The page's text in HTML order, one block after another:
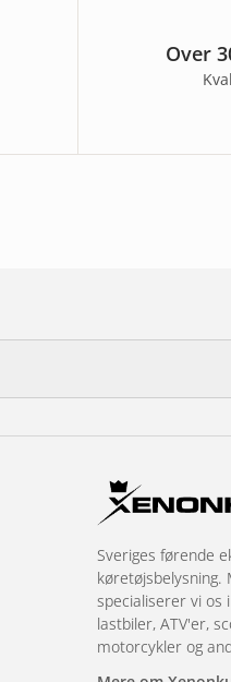
Sveriges førende
køretøjsbelysning.
specialiserer vi os
lastbiler, ATV'er,
motorcykler og
Mere om